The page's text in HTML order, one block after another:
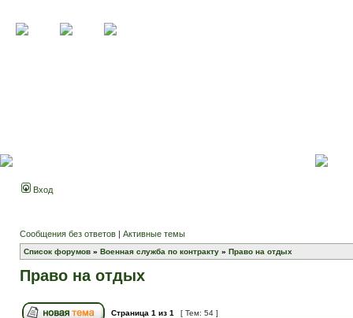
Вход
Сообщения без ответов | Активные темы
Список форумов » Военная служба по контракту » Право на отдых
Право на отдых
Страница 1 из 1 [ Тем: 54 ]